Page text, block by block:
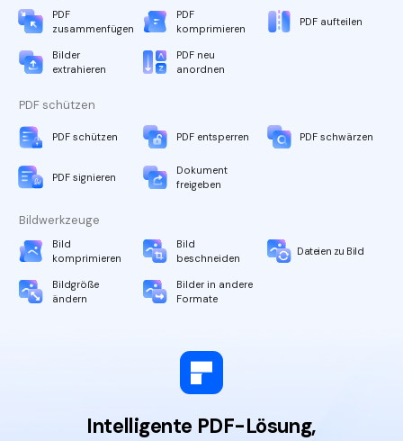
PDF
zusammenfügen
PDF
komprimieren
PDF aufteilen
Bilder
extrahieren
PDF neu
anordnen
PDF schützen
PDF schützen PDF entsperren PDF schwärzen
PDF signieren
Dokument
freigeben
Bildwerkzeuge
Bild
komprimieren
Bild
beschneiden
Dateien zu Bild
Bildgröße
ändern
Bilder in andere
Formate
Intelligente PDF-Lösung,